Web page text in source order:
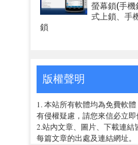
螢幕鎖(手機
式上鎖、手
鎖
版權聲明
1. 本站所有軟體均為免費軟
有侵權疑慮，請您來信必立即
2.站內文章、圖片、下載連
每篇文章的出處及連結網址。